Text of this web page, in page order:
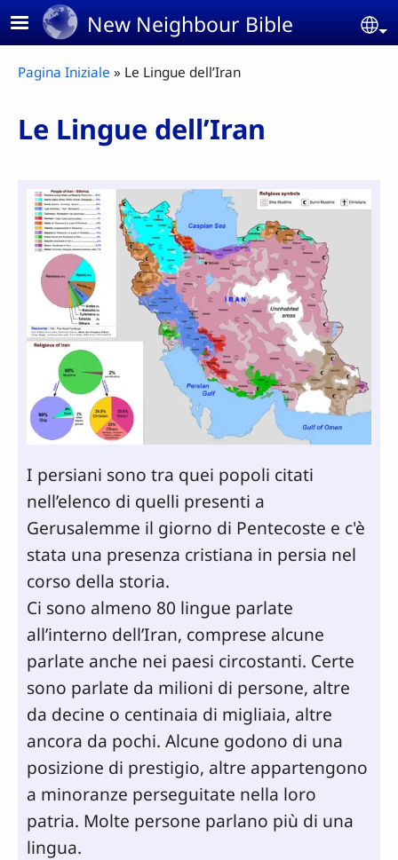
Skip to main contentNew Neighbour Bible
Breadcrumb
Pagina Iniziale Le Lingue dell’Iran
Le Lingue dell’Iran
I persiani sono tra quei popoli citati
nell’elenco di quelli presenti a
Gerusalemme il giorno di Pentecoste e c'è
stata una presenza cristiana in persia nel
corso della storia.
Ci sono almeno 80 lingue parlate
all’interno dell’Iran, comprese alcune
parlate anche nei paesi circostanti. Certe
sono parlate da milioni di persone, altre
da decine o centinaia di migliaia, altre
ancora da pochi. Alcune godono di una
posizione di prestigio, altre appartengono
a minoranze perseguitate nella loro
patria. Molte persone parlano più di una
lingua.